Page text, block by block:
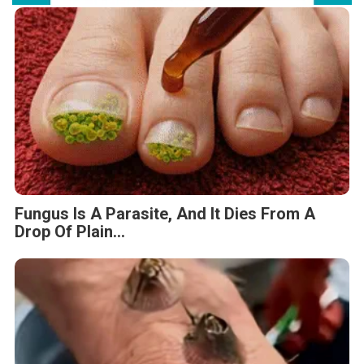
Fungus Is A Parasite, And It Dies From A
Drop Of Plain...